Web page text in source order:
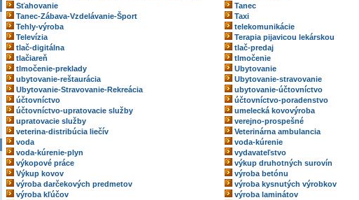
Sťahovanie
Tanec
Tanec-Zábava-Vzdelávanie-Šport
Taxi
Tehly-výroba
telekomunikácie
Televízia
Terapia pijavicou lekárskou
tlač-digitálna
tlač-predaj
tlačiareň
tlmočenie
tlmočenie-preklady
Ubytovanie
ubytovanie-reštaurácia
Ubytovanie-stravovanie
Ubytovanie-Stravovanie-Rekreácia
ubytovanie-účtovníctvo
účtovníctvo
účtovníctvo-poradenstvo
účtovníctvo-upratovacie služby
umelecká kovovýroba
upratovacie služby
verejno-prospešné
veterina-distribúcia liečív
Veterinárna ambulancia
voda
voda-kúrenie
voda-kúrenie-plyn
vydavateľstvo
výkopové práce
výkup druhotných surovín
Výkup kovov
výroba betónu
výroba darčekových predmetov
výroba kysnutých výrobkov
výroba kľúčov
výroba laminátov